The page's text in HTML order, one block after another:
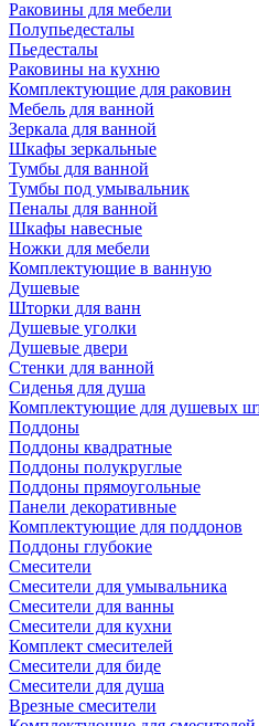
Раковины для мебели
Полупьедесталы
Пьедесталы
Раковины на кухню
Комплектующие для раковин
Мебель для ванной
Зеркала для ванной
Шкафы зеркальные
Тумбы для ванной
Тумбы под умывальник
Пеналы для ванной
Шкафы навесные
Ножки для мебели
Комплектующие в ванную
Душевые
Шторки для ванн
Душевые уголки
Душевые двери
Стенки для ванной
Сиденья для душа
Комплектующие для душевых
Поддоны
Поддоны квадратные
Поддоны полукруглые
Поддоны прямоугольные
Панели декоративные
Комплектующие для поддонов
Поддоны глубокие
Смесители
Смесители для умывальника
Смесители для ванны
Смесители для кухни
Комплект смесителей
Смесители для биде
Смесители для душа
Врезные смесители